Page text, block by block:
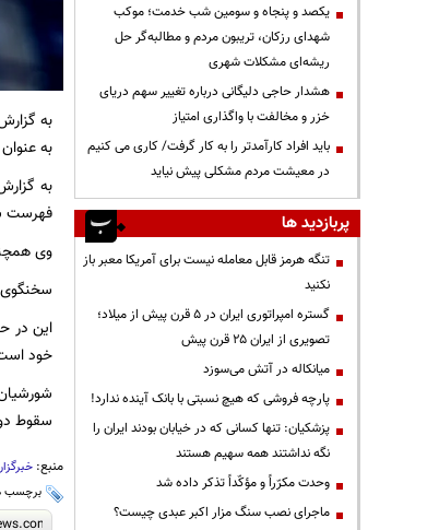
به
به عنوان
به
فهرست
وی
سخنگوی
این در
خود
سقوط
منبع:
برچسب
یکصد و پنجاه و سومین شب خدمت؛ موکب
شهدای رزکان، تریبون مردم و مطالبه‌گر حل
ریشه‌ای مشکلات شهری
هشدار حاجی دلیگانی درباره تغییر سهم دریای
خزر و مخالفت با واگذاری امتیاز
باید افراد کارآمدتر را به کار گرفت/ کاری می کنیم
در معیشت مردم مشکلی پیش نیاید
پربازدید ها
تنگه هرمز قابل معامله نیست برای آمریکا معبر باز
نکنید
گستره امپراتوری ایران در ۵ قرن پیش از میلاد؛
تصویری از ایران ۲۵ قرن پیش
میانکاله در آتش می‌سوزد
پارچه فروشی که هیچ نسبتی با بانک آینده ندارد!
پزشکیان: تنها کسانی که در خیابان بودند ایران را
نگه نداشتند همه سهیم هستند
وحدت مکرّراً و مؤکّداً تذکر داده شد
ماجرای نصب سنگ مزار اکبر عبدی چیست؟